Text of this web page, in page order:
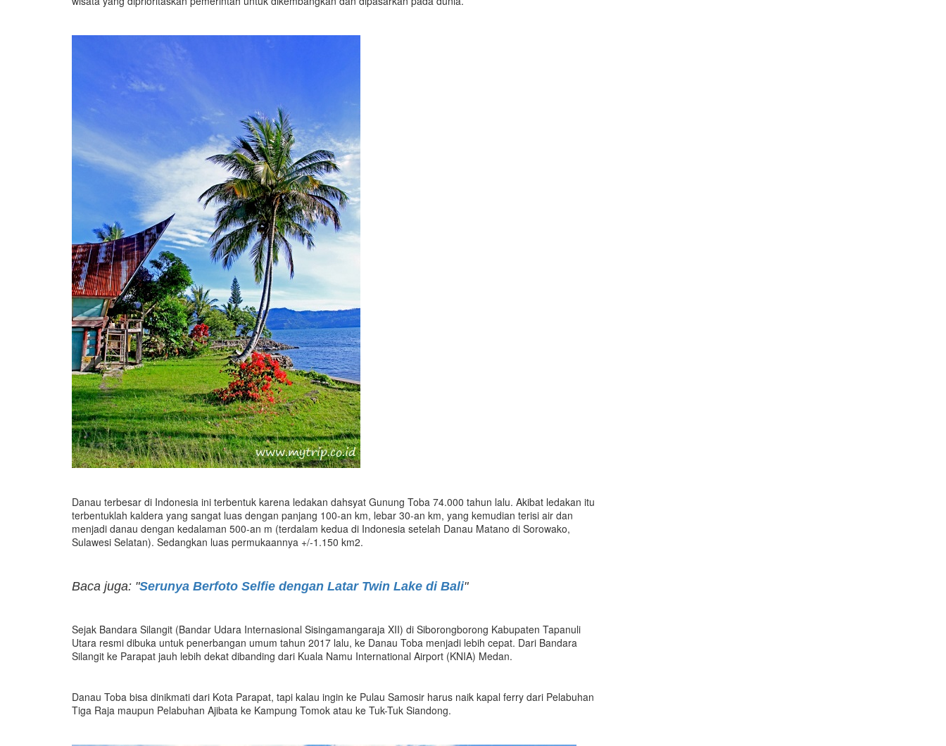
Danau terbesar di Indonesia ini terbentuk karena ledakan dahsyat Gunung Toba 74.000 tahun lalu. Akibat ledakan itu
terbentuklah kaldera yang sangat luas dengan panjang 100-an km, lebar 30-an km, yang kemudian terisi air dan
menjadi danau dengan kedalaman 500-an m (terdalam kedua di Indonesia setelah Danau Matano di Sorowako,
Sulawesi Selatan). Sedangkan luas permukaannya +/-1.150 km2.
Baca juga: "Serunya Berfoto Selfie dengan Latar Twin Lake di Bali"
Sejak Bandara Silangit (Bandar Udara Internasional Sisingamangaraja XII) di Siborongborong Kabupaten Tapanuli
Utara resmi dibuka untuk penerbangan umum tahun 2017 lalu, ke Danau Toba menjadi lebih cepat. Dari Bandara
Silangit ke Parapat jauh lebih dekat dibanding dari Kuala Namu International Airport (KNIA) Medan.
Danau Toba bisa dinikmati dari Kota Parapat, tapi kalau ingin ke Pulau Samosir harus naik kapal ferry dari Pelabuhan
Tiga Raja maupun Pelabuhan Ajibata ke Kampung Tomok atau ke Tuk-Tuk Siandong.